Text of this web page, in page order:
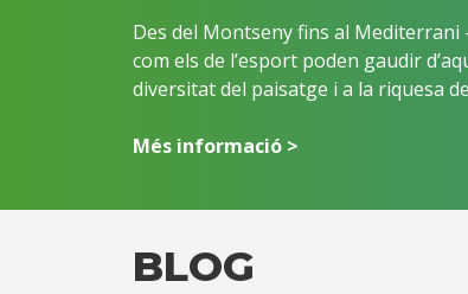
Des del Montseny fins al
com els de l’esport poden gaudir
diversitat del paisatge i a la riquesa
Més informació >
BLOG